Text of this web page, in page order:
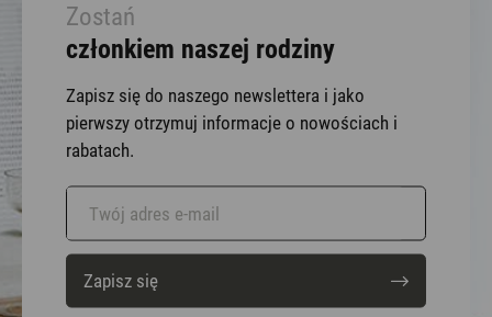
Zostań
członkiem naszej rodziny
Zapisz się do naszego newslettera i jako
pierwszy otrzymuj informacje o nowościach i
rabatach.
Zapisz się